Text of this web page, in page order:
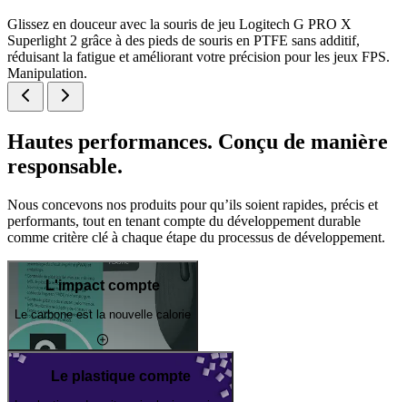
Glissez en douceur avec la souris de jeu Logitech G PRO X
Superlight 2 grâce à des pieds de souris en PTFE sans additif,
réduisant la fatigue et améliorant votre précision pour les jeux FPS.
Manipulation.
Hautes performances. Conçu de manière
responsable.
Nous concevons nos produits pour qu’ils soient rapides, précis et
performants, tout en tenant compte du développement durable
comme critère clé à chaque étape du processus de développement.
L'impact compte
Le carbone est la nouvelle calorie
Le plastique compte